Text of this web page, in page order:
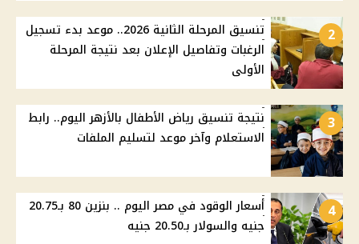
2
تنسيق المرحلة الثانية 2026.. موعد بدء تسجيل
الرغبات وتفاصيل الإعلان بعد نتيجة المرحلة
الأولى
3
نتيجة تنسيق رياض الأطفال بالأزهر اليوم.. رابط
الاستعلام وآخر موعد لتسليم الملفات
4
أسعار الوقود في مصر اليوم .. بنزين 80 بـ20.75
جنيه والسولار بـ20.50 جنيه